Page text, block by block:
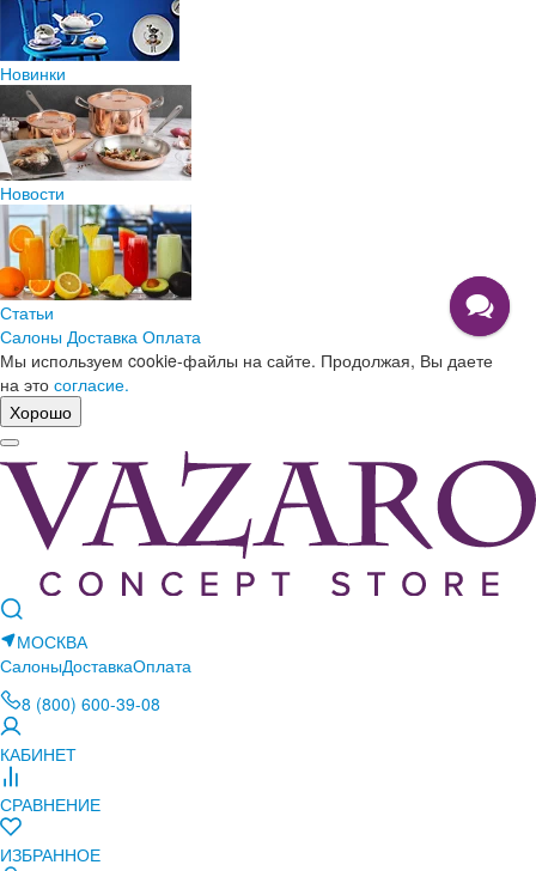
Новинки
Новости
Статьи
Салоны Доставка Оплата
Мы используем cookie-файлы на сайте. Продолжая, Вы даете
на это согласие.
Хорошо
МОСКВА
СалоныДоставкаОплата
8 (800) 600-39-08
КАБИНЕТ
СРАВНЕНИЕ
ИЗБРАННОЕ